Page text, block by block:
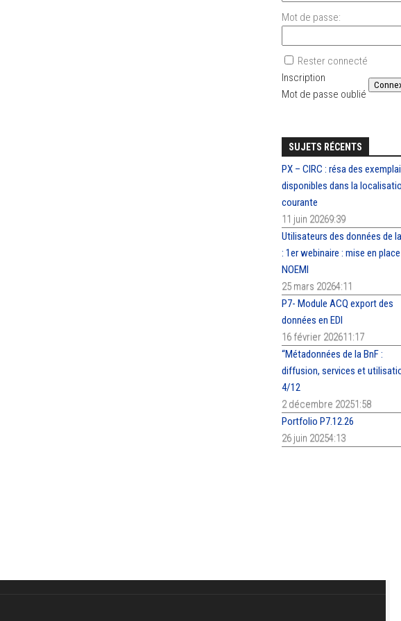
Mot de passe:
Rester connecté
Inscription
Mot de passe oublié
SUJETS RÉCENTS
PX – CIRC : résa des
disponibles dans la
courante
11 juin 20269:39
Utilisateurs des données de
: 1er webinaire : mise en
NOEMI
25 mars 20264:11
P7- Module ACQ export des
données en EDI
16 février 202611:17
“Métadonnées de la BnF :
diffusion, services et
4/12
2 décembre 20251:58
Portfolio P7.12.26
26 juin 20254:13